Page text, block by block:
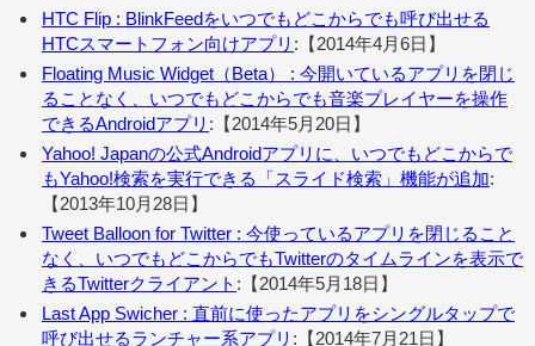
HTC Flip : BlinkFeedをいつでもどこからでも呼び出せる
HTCスマートフォン向けアプリ :【2014年4月6日】
Floating Music Widget（Beta） : 今開いているアプリを閉じ
ることなく、いつでもどこからでも音楽プレイヤーを操作
できるAndroidアプリ :【2014年5月20日】
Yahoo! Japanの公式Androidアプリに、いつでもどこからで
もYahoo!検索を実行できる「スライド検索」機能が追加:
【2013年10月28日】
Tweet Balloon for Twitter : 今使っているアプリを閉じること
なく、いつでもどこからでもTwitterのタイムラインを表示で
きるTwitterクライアント :【2014年5月18日】
Last App Swicher : 直前に使ったアプリをシングルタップで
呼び出せるランチャー系アプリ :【2014年7月21日】